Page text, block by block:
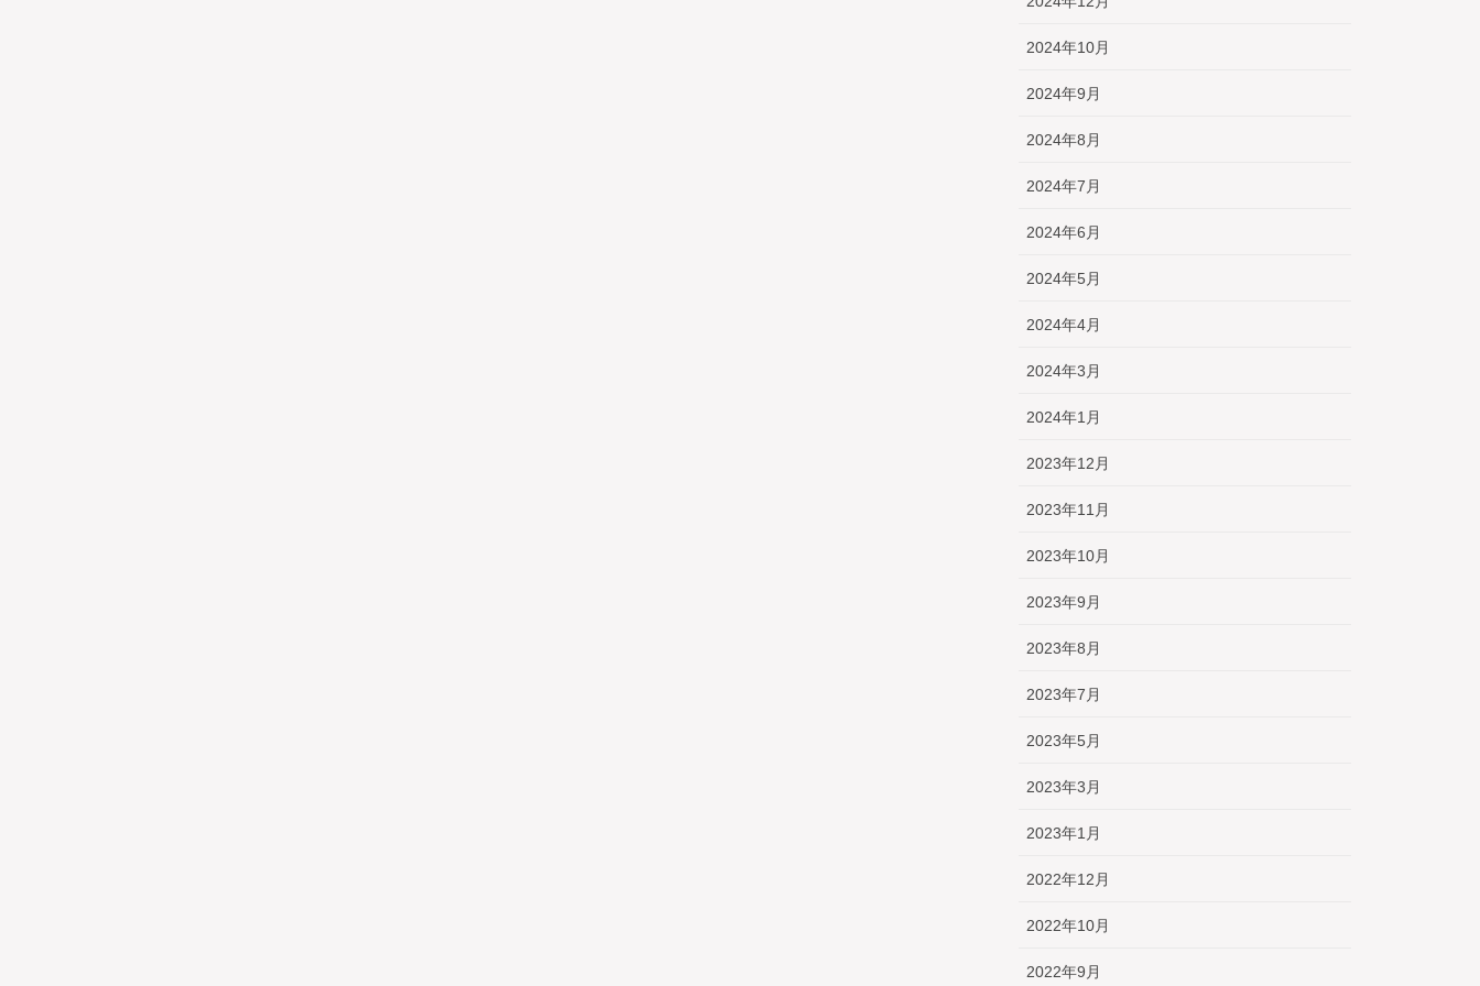
2024年10月
2024年9月
2024年8月
2024年7月
2024年6月
2024年5月
2024年4月
2024年3月
2024年1月
2023年12月
2023年11月
2023年10月
2023年9月
2023年8月
2023年7月
2023年5月
2023年3月
2023年1月
2022年12月
2022年10月
2022年9月